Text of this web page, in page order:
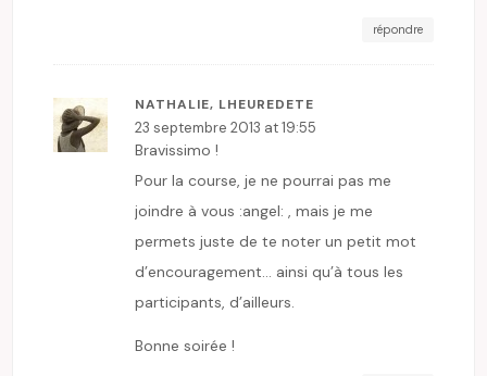
répondre
NATHALIE, LHEUREDETE
23 septembre 2013 at 19:55
Bravissimo !
Pour la course, je ne pourrai pas me
joindre à vous :angel: , mais je me
permets juste de te noter un petit mot
d’encouragement… ainsi qu’à tous les
participants, d’ailleurs.
Bonne soirée !